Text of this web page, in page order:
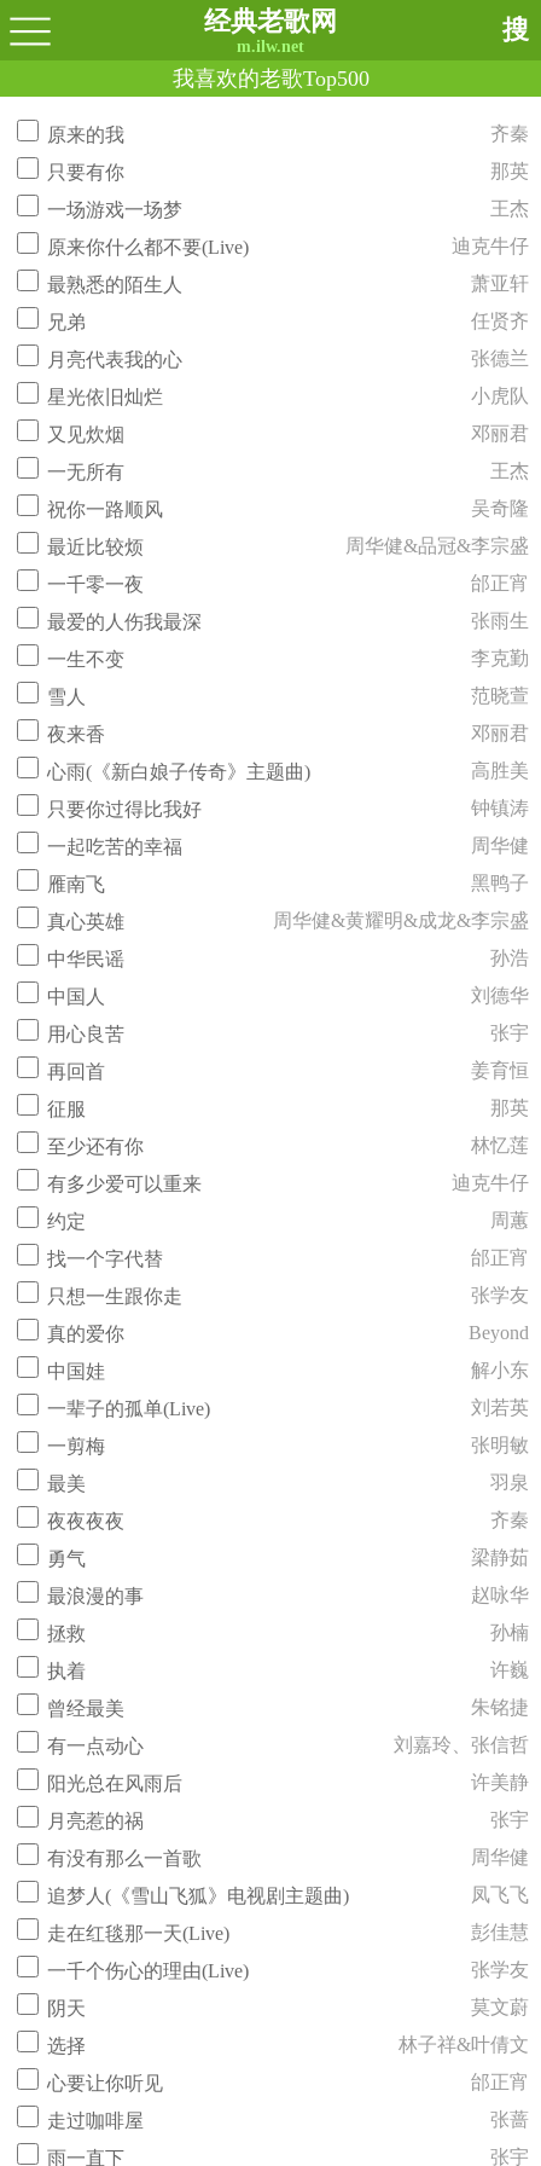
经典老歌网
m.ilw.net
搜
我喜欢的老歌Top500
原来的我
齐秦
只要有你
那英
一场游戏一场梦
王杰
原来你什么都不要(Live)
迪克牛仔
最熟悉的陌生人
萧亚轩
兄弟
任贤齐
月亮代表我的心
张德兰
星光依旧灿烂
小虎队
又见炊烟
邓丽君
一无所有
王杰
祝你一路顺风
吴奇隆
最近比较烦
周华健&品冠&李宗盛
一千零一夜
邰正宵
最爱的人伤我最深
张雨生
一生不变
李克勤
雪人
范晓萱
夜来香
邓丽君
心雨(《新白娘子传奇》主题曲)
高胜美
只要你过得比我好
钟镇涛
一起吃苦的幸福
周华健
雁南飞
黑鸭子
真心英雄
周华健&黄耀明&成龙&李宗盛
中华民谣
孙浩
中国人
刘德华
用心良苦
张宇
再回首
姜育恒
征服
那英
至少还有你
林忆莲
有多少爱可以重来
迪克牛仔
约定
周蕙
找一个字代替
邰正宵
只想一生跟你走
张学友
真的爱你
Beyond
中国娃
解小东
一辈子的孤单(Live)
刘若英
一剪梅
张明敏
最美
羽泉
夜夜夜夜
齐秦
勇气
梁静茹
最浪漫的事
赵咏华
拯救
孙楠
执着
许巍
曾经最美
朱铭捷
有一点动心
刘嘉玲、张信哲
阳光总在风雨后
许美静
月亮惹的祸
张宇
有没有那么一首歌
周华健
追梦人(《雪山飞狐》电视剧主题曲)
凤飞飞
走在红毯那一天(Live)
彭佳慧
一千个伤心的理由(Live)
张学友
阴天
莫文蔚
选择
林子祥&叶倩文
心要让你听见
邰正宵
走过咖啡屋
张蔷
雨一直下
张宇